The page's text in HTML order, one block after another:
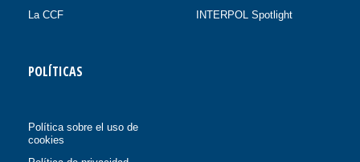
La CCF
INTERPOL Spotlight
POLÍTICAS
Política sobre el uso de
cookies